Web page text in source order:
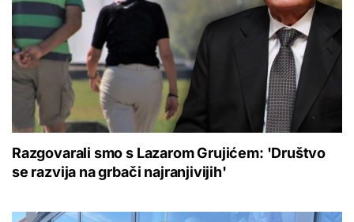
Razgovarali smo s Lazarom Grujićem: 'Društvo
se razvija na grbači najranjivijih'